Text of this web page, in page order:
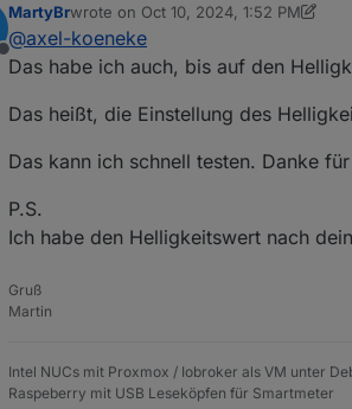
Haupteinstellung
alles andere vernüftig
Axel
Offline
MartyBrwrote on Oct 10, 2024, 1:52 PM
last edited by MartyBrOct 10, 2024,
@axel-koeneke
Das habe ich auch, bis auf den
Das heißt, die Einstellung des
Das kann ich schnell testen. Danke
P.S.
Ich habe den Helligkeitswert nach
Gruß
Martin
Intel NUCs mit Proxmox / Iobroker als VM unter
Raspeberry mit USB Leseköpfen für Smartmeter